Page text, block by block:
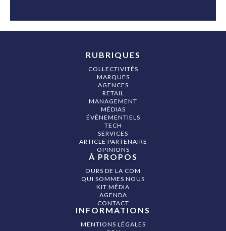
RUBRIQUES
COLLECTIVITÉS
MARQUES
AGENCES
RETAIL
MANAGEMENT
MÉDIAS
ÉVÉNEMENTIELS
TECH
SERVICES
ARTICLE PARTENAIRE
OPINIONS
À PROPOS
OURS DE LA COM
QUI SOMMES NOUS
KIT MÉDIA
AGENDA
CONTACT
INFORMATIONS
MENTIONS LÉGALES